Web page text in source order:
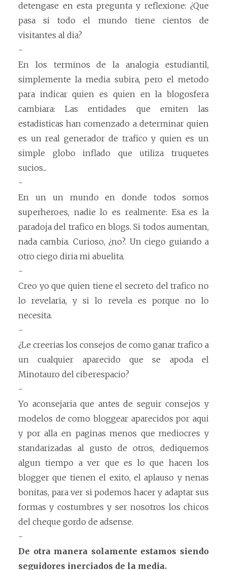
detengase en esta pregunta y reflexione: ¿Que
pasa si todo el mundo tiene cientos de
visitantes al dia?
-
En los terminos de la analogia estudiantil,
simplemente la media subira, pero el metodo
para indicar quien es quien en la blogosfera
cambiara: Las entidades que emiten las
estadisticas han comenzado a determinar quien
es un real generador de trafico y quien es un
simple globo inflado que utiliza truquetes
sucios...
-
En un un mundo en donde todos somos
superheroes, nadie lo es realmente: Esa es la
paradoja del trafico en blogs. Si todos aumentan,
nada cambia. Curioso, ¿no?. Un ciego guiando a
otro ciego diria mi abuelita.
-
Creo yo que quien tiene el secreto del trafico no
lo revelaria, y si lo revela es porque no lo
necesita.
-
¿Le creerias los consejos de como ganar trafico a
un cualquier aparecido que se apoda el
Minotauro del ciberespacio?
-
Yo aconsejaria que antes de seguir consejos y
modelos de como bloggear aparecidos por aqui
y por alla en paginas menos que mediocres y
standarizadas al gusto de otros, dediquemos
algun tiempo a ver que es lo que hacen los
blogger que tienen el exito, el aplauso y nenas
bonitas, para ver si podemos hacer y adaptar sus
formas y costumbres y ser nosotros los chicos
del cheque gordo de adsense.
-
De otra manera solamente estamos siendo
seguidores inerciados de la media.